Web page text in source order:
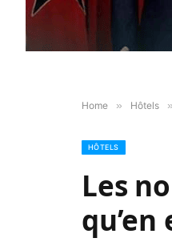
Home » Hôtels »
HÔTELS
Les